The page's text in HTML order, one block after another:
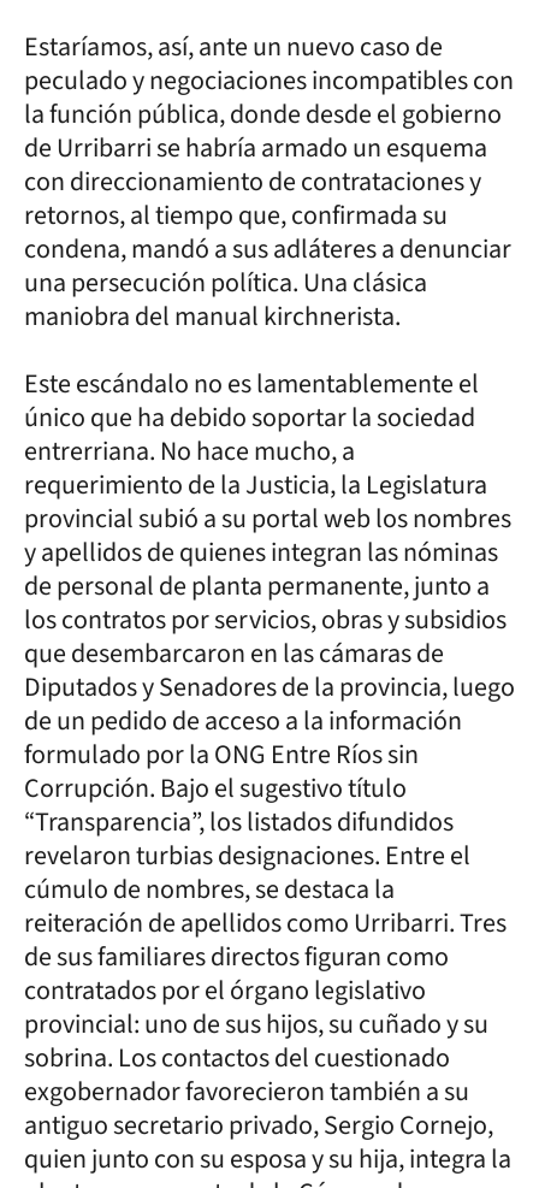
Estaríamos, así, ante un nuevo caso de
peculado y negociaciones incompatibles con
la función pública, donde desde el gobierno
de Urribarri se habría armado un esquema
con direccionamiento de contrataciones y
retornos, al tiempo que, confirmada su
condena, mandó a sus adláteres a denunciar
una persecución política. Una clásica
maniobra del manual kirchnerista.
Este escándalo no es lamentablemente el
único que ha debido soportar la sociedad
entrerriana. No hace mucho, a
requerimiento de la Justicia, la Legislatura
provincial subió a su portal web los nombres
y apellidos de quienes integran las nóminas
de personal de planta permanente, junto a
los contratos por servicios, obras y subsidios
que desembarcaron en las cámaras de
Diputados y Senadores de la provincia, luego
de un pedido de acceso a la información
formulado por la ONG Entre Ríos sin
Corrupción. Bajo el sugestivo título
“Transparencia”, los listados difundidos
revelaron turbias designaciones. Entre el
cúmulo de nombres, se destaca la
reiteración de apellidos como Urribarri. Tres
de sus familiares directos figuran como
contratados por el órgano legislativo
provincial: uno de sus hijos, su cuñado y su
sobrina. Los contactos del cuestionado
exgobernador favorecieron también a su
antiguo secretario privado, Sergio Cornejo,
quien junto con su esposa y su hija, integra la